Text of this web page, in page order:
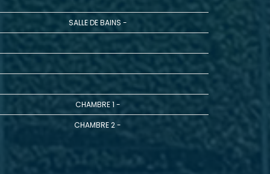
SALLE DE BAINS -
CHAMBRE 1 -
CHAMBRE 2 -